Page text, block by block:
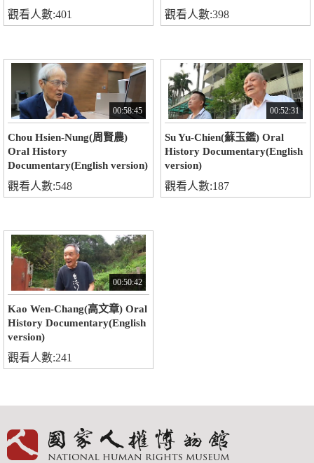
觀看人數:401 觀看人數:398
00:58:45
Chou Hsien-Nung(周賢農)
Oral History
Documentary(English version)
觀看人數:548
00:52:31
Su Yu-Chien(蘇玉鑑) Oral
History Documentary(English
version)
觀看人數:187
00:50:42
Kao Wen-Chang(高文章) Oral
History Documentary(English
version)
觀看人數:241